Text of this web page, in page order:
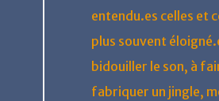
entendu.es celles et
plus souvent
bidouiller le son, à
fabriquer un jingle,